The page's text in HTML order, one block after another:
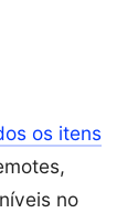
os itens
no